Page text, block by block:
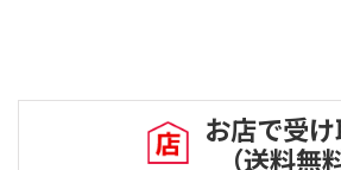
お店で受
（送料無